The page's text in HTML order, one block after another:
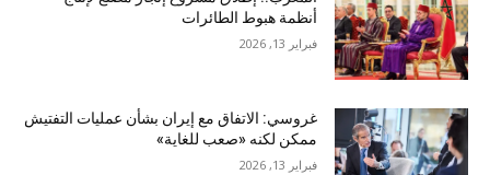
أنظمة هبوط الطائرات
فبراير 13, 2026
غروسي: الاتفاق مع إيران بشأن عمليات التفتيش
ممكن لكنه «صعب للغاية»
فبراير 13, 2026